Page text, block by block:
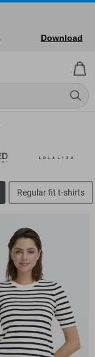
Regular fit t-shirts
Download